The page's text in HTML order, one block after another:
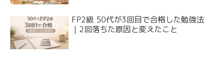
FP2級 50代が3回目で合格した勉強法
｜2回落ちた原因と変えたこと